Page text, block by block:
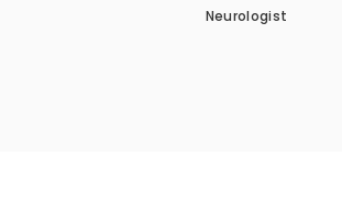
Neurologist